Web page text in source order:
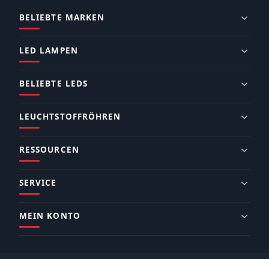
BELIEBTE MARKEN
LED LAMPEN
BELIEBTE LEDS
LEUCHTSTOFFRÖHREN
RESSOURCEN
SERVICE
MEIN KONTO